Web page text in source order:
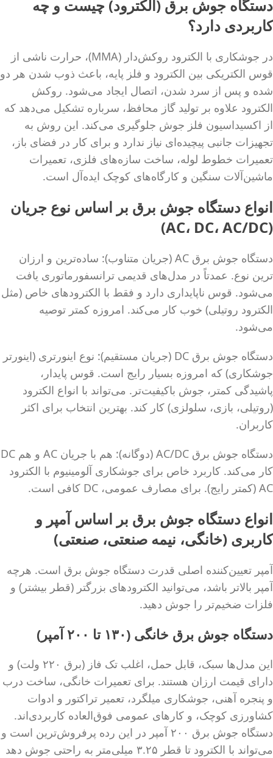
دستگاه جوش برق (الکترود) چیست و چه
کاربردی دارد؟
در جوشکاری با الکترود روکش‌دار (MMA)، حرارت ناشی از
قوس الکتریکی بین الکترود و فلز پایه، باعث ذوب شدن هر دو
شده و پس از سرد شدن، اتصال ایجاد می‌شود. روکش
الکترود علاوه بر تولید گاز محافظ، سرباره تشکیل می‌دهد که
از اکسیداسیون فلز جوش جلوگیری می‌کند. این روش به
تجهیزات جانبی پیچیده‌ای نیاز ندارد و برای کار در فضای باز،
تعمیرات خطوط لوله، ساخت سازه‌های فلزی، تعمیرات
ماشین‌آلات سنگین و کارگاه‌های کوچک ایده‌آل است.
انواع دستگاه جوش برق بر اساس نوع جریان
(AC، DC، AC/DC)
دستگاه جوش برق AC (جریان متناوب): ساده‌ترین و ارزان
ترین نوع. عمدتاً در مدل‌های قدیمی ترانسفورماتوری یافت
می‌شود. قوس ناپایداری دارد و فقط با الکترودهای خاص (مثل
الکترود روتیلی) خوب کار می‌کند. امروزه کمتر توصیه
می‌شود.
دستگاه جوش برق DC (جریان مستقیم): نوع اینورتری (اینورتر
جوشکاری) که امروزه بسیار رایج است. قوس پایدار،
پاشیدگی کمتر، جوش باکیفیت‌تر. می‌تواند با انواع الکترود
(روتیلی، بازی، سلولزی) کار کند. بهترین انتخاب برای اکثر
کاربران.
دستگاه جوش برق AC/DC (دوگانه): هم با جریان AC و هم DC
کار می‌کند. کاربرد خاص برای جوشکاری آلومینیوم با الکترود
AC (کمتر رایج). برای مصارف عمومی، DC کافی است.
انواع دستگاه جوش برق بر اساس آمپر و
کاربری (خانگی، نیمه صنعتی، صنعتی)
آمپر تعیین‌کننده اصلی قدرت دستگاه جوش برق است. هرچه
آمپر بالاتر باشد، می‌توانید الکترودهای بزرگتر (قطر بیشتر) و
فلزات ضخیم‌تر را جوش دهید.
دستگاه جوش برق خانگی (۱۳۰ تا ۲۰۰ آمپر)
این مدل‌ها سبک، قابل حمل، اغلب تک فاز (برق ۲۲۰ ولت) و
دارای قیمت ارزان هستند. برای تعمیرات خانگی، ساخت درب
و پنجره آهنی، جوشکاری میلگرد، تعمیر تراکتور و ادوات
کشاورزی کوچک، و کارهای عمومی فوق‌العاده کاربردی‌اند.
دستگاه جوش برق ۲۰۰ آمپر در این رده پرفروش‌ترین است و
می‌تواند با الکترود تا قطر ۳.۲۵ میلی‌متر به راحتی جوش دهد